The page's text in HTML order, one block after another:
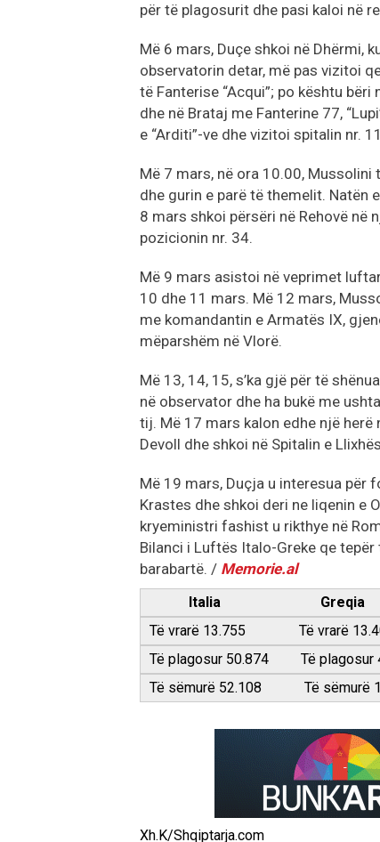
për të plagosurit dhe pasi kaloi në
Më 6 mars, Duçe shkoi në Dhërmi,
observatorin detar, më pas vizitoi
të Fanterise “Acqui”; po kështu
dhe në Brataj me Fanterine 77,
e “Arditi”-ve dhe vizitoi spitalin nr.
Më 7 mars, në ora 10.00,
dhe gurin e parë të themelit. Natën
8 mars shkoi përsëri në Rehovë
pozicionin nr. 34.
Më 9 mars asistoi në veprimet
10 dhe 11 mars. Më 12 mars,
me komandantin e Armatës IX,
mëparshëm në Vlorë.
Më 13, 14, 15, s’ka gjë për të
në observator dhe ha bukë me
tij. Më 17 mars kalon edhe një herë
Devoll dhe shkoi në Spitalin e
Më 19 mars, Duçja u interesua
Krastes dhe shkoi deri ne liqenin e
kryeministri fashist u rikthye në
Bilanci i Luftës Italo-Greke qe
barabartë. / Memorie.al
Italia Greqia
Të vrarë 13.755 Të vrarë
Të plagosur 50.874 Të plagosur
Të sëmurë 52.108 Të sëmurë
Xh.K/Shqiptarja.com